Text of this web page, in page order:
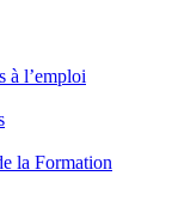
à l’emploi
la Formation